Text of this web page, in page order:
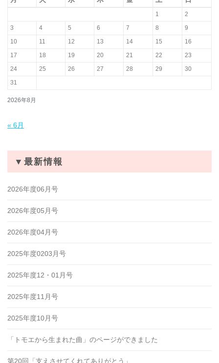
2026年8月
1
2
3
4 5 6 7 8
9
10
11 12 13 14 15
16
17
18 19 20 21 22
23
24
25 26 27 28 29
30
31
« 6月
▼最新情報
2026年度06月号
2026年度05月号
2026年度04月号
2025年度0203月号
2025年度12・01月号
2025年度11月号
2025年度10月号
「トモエから生まれた曲」のページができました
第20回「支えさせてくれてありがとう」